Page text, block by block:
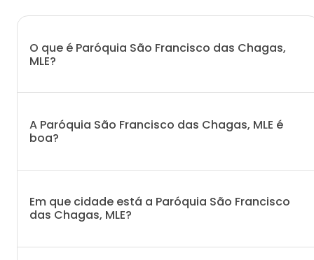
O que é Paróquia São Francisco das Chagas,
MLE?
A Paróquia São Francisco das Chagas, MLE é
boa?
Em que cidade está a Paróquia São Francisco
das Chagas, MLE?